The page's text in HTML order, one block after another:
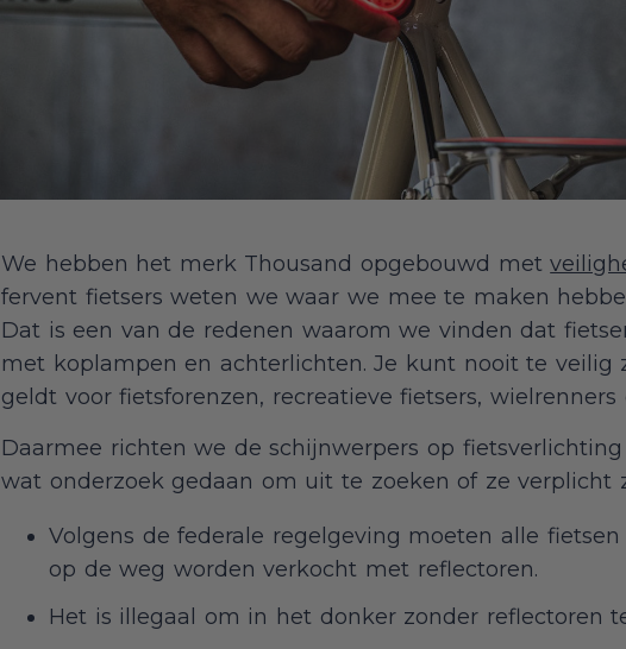
We hebben het merk Thousand opgebouwd met
fervent fietsers weten we waar we mee te maken
Dat is een van de redenen waarom we vinden dat
met koplampen en achterlichten. Je kunt nooit te veilig
geldt voor fietsforenzen, recreatieve fietsers,
Daarmee richten we de schijnwerpers op
wat onderzoek gedaan om uit te zoeken of ze verplicht
Volgens de federale regelgeving moeten alle
op de weg worden verkocht met reflectoren.
Het is illegaal om in het donker zonder reflectoren